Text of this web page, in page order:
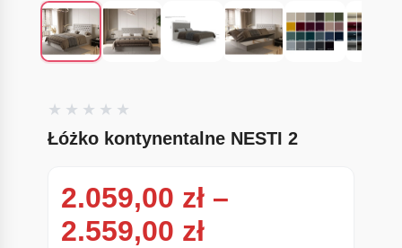
Łóżko kontynentalne NESTI 2
2.059,00 zł –
2.559,00 złZakres cen: